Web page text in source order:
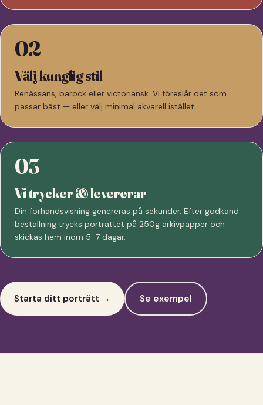
02
Välj kunglig stil
Renässans, barock eller victoriansk. Vi föreslår det som
passar bäst — eller välj minimal akvarell istället.
03
Vi trycker & levererar
Din förhandsvisning genereras på sekunder. Efter godkänd
beställning trycks porträttet på 250g arkivpapper och
skickas hem inom 5–7 dagar.
Starta ditt porträtt → Se exempel